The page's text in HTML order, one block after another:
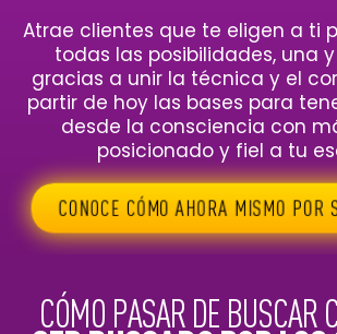
Atrae clientes que te eligen a ti
todas las posibilidades, una
gracias a unir la técnica y el
partir de hoy las bases para
desde la consciencia con
posicionado y fiel a tu
CONOCE CÓMO AHORA MISMO POR
CÓMO PASAR DE BUSCAR